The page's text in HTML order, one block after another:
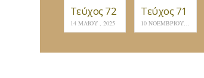
Τεύχος 72
14 ΜΑΪ́ΟΥ , 2025
Τεύχος 71
10 ΝΟΕΜΒΡΊΟΥ , 2024